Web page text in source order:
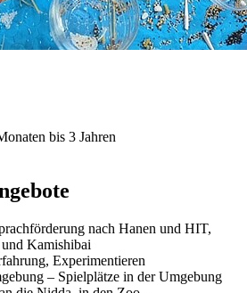
bis 3 Jahren
nach Hanen und HIT,
Kamishibai
Experimentieren
– Spielplätze in der Umgebung